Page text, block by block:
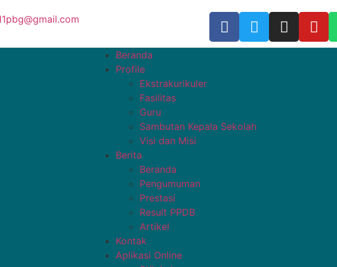
Beranda
Profile
Ekstrakurikuler
Fasilitas
Guru
Sambutan Kepala Sekolah
Visi dan Misi
Berita
Beranda
Pengumuman
Prestasi
Result PPDB
Artikel
Kontak
Aplikasi Online